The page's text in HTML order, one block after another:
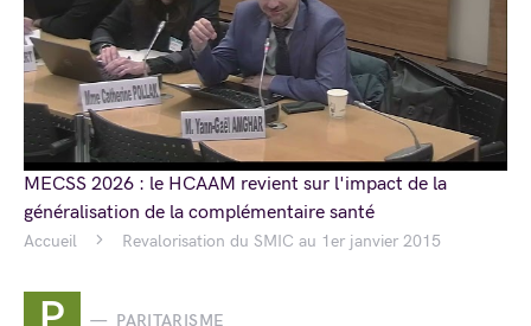
Accueil Revalorisation du SMIC au 1er janvier 2015
PARITARISME
MECSS 2026 : le HCAAM revient sur l'impact de la
généralisation de la complémentaire santé